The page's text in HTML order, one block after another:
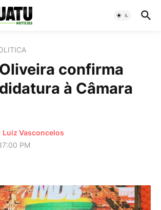
confirma
à Câmara
Luiz Vasconcelos
PM